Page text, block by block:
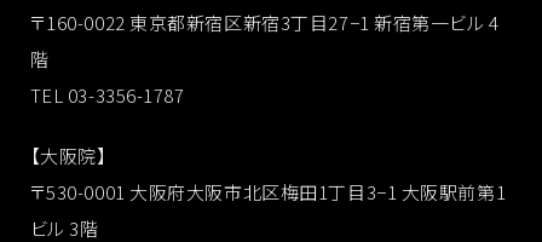
〒160-0022 東京都新宿区新宿3丁目27−1 新宿第一ビル 4
階
TEL 03-3356-1787
【大阪院】
〒530-0001 大阪府大阪市北区梅田1丁目3−1 大阪駅前第1
ビル 3階